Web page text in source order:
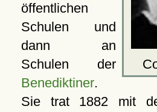
öffentlichen
Schulen und
dann an
Schulen der
Benediktiner.
Sie trat 1882 mit